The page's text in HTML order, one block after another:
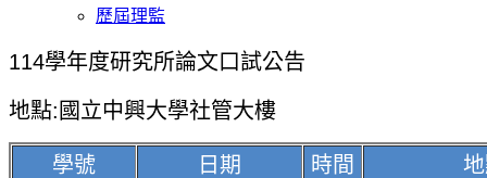
歷屆理監
114學年度研究所論文口試公告
地點:國立中興大學社管大樓
學號 日期 時間